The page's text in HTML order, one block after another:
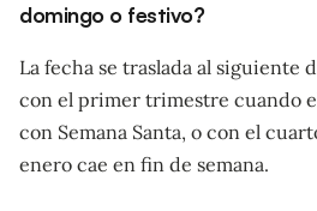
domingo o festivo?
La fecha se traslada al siguiente
con el primer trimestre cuando
con Semana Santa, o con el
enero cae en fin de semana.